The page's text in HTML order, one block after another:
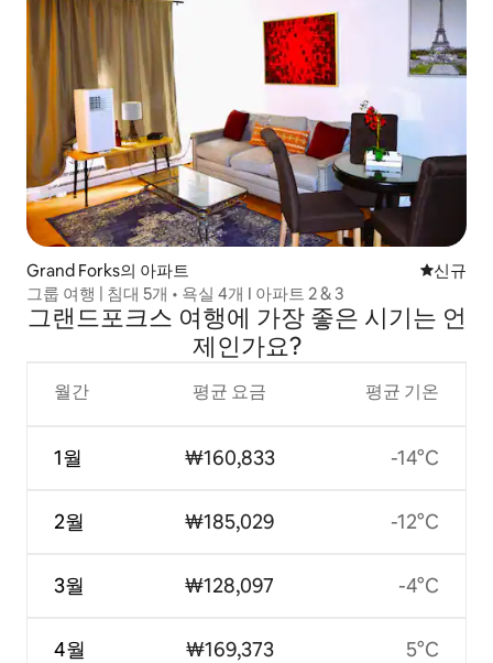
Grand Forks의 아파트 신규 숙소
신규
그룹 여행 | 침대 5개 • 욕실 4개 I 아파트 2 & 3
그랜드포크스 여행에 가장 좋은 시기는 언
제인가요?
월간
1월
2월
3월
4월
평균 요금
₩160,833
₩185,029
₩128,097
₩169,373
평균 기온
-14°C
-12°C
-4°C
5°C